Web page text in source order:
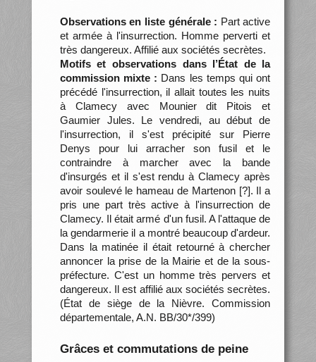
Observations en liste générale : Part active
et armée à l'insurrection. Homme perverti et
très dangereux. Affilié aux sociétés secrètes.
Motifs et observations dans l’État de la
commission mixte : Dans les temps qui ont
précédé l'insurrection, il allait toutes les nuits
à Clamecy avec Mounier dit Pitois et
Gaumier Jules. Le vendredi, au début de
l'insurrection, il s'est précipité sur Pierre
Denys pour lui arracher son fusil et le
contraindre à marcher avec la bande
d'insurgés et il s'est rendu à Clamecy après
avoir soulevé le hameau de Martenon [?]. Il a
pris une part très active à l'insurrection de
Clamecy. Il était armé d'un fusil. A l'attaque de
la gendarmerie il a montré beaucoup d'ardeur.
Dans la matinée il était retourné à chercher
annoncer la prise de la Mairie et de la sous-
préfecture. C'est un homme très pervers et
dangereux. Il est affilié aux sociétés secrètes.
(État de siège de la Nièvre. Commission
départementale, A.N. BB/30*/399)
Grâces et commutations de peine